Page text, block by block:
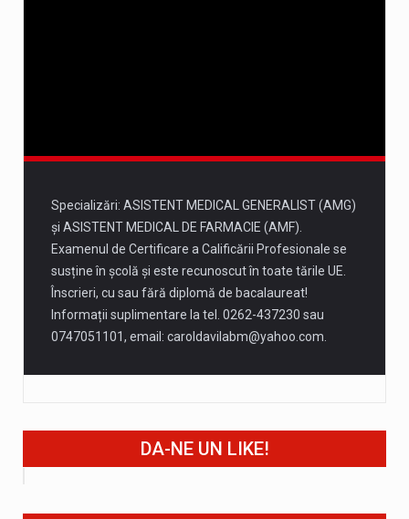
Specializări: ASISTENT MEDICAL GENERALIST (AMG)
și ASISTENT MEDICAL DE FARMACIE (AMF).
Examenul de Certificare a Calificării Profesionale se
susține în școlă și este recunoscut în toate tările UE.
Înscrieri, cu sau fără diplomă de bacalaureat!
Informații suplimentare la tel. 0262-437230 sau
0747051101, email: caroldavilabm@yahoo.com
DA-NE UN LIKE!